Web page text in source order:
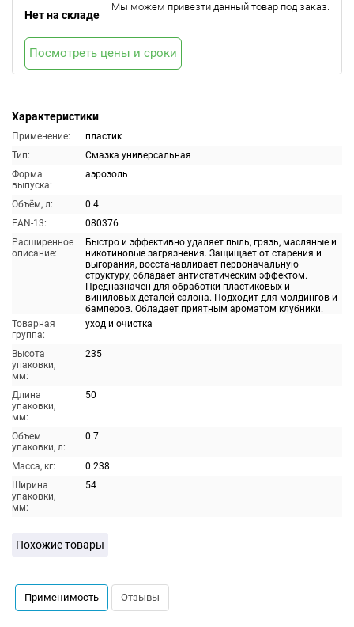
Характеристики
Применение:
пластик
Тип:
Смазка универсальная
Форма
выпуска:
аэрозоль
Объём, л:
0.4
EAN-13:
080376
Расширенное
описание:
Быстро и эффективно удаляет пыль, грязь, масляные и
никотиновые загрязнения. Защищает от старения и
выгорания, восстанавливает первоначальную
структуру, обладает антистатическим эффектом.
Предназначен для обработки пластиковых и
виниловых деталей салона. Подходит для молдингов и
бамперов. Обладает приятным ароматом клубники.
Товарная
группа:
уход и очистка
Высота
упаковки,
мм:
235
Длина
упаковки,
мм:
50
Объем
упаковки, л:
0.7
Масса, кг:
0.238
Ширина
упаковки,
мм:
54
Нет на складе
Мы можем привезти данный товар под заказ.
Посмотреть цены и сроки
Похожие товары
Применимость Отзывы